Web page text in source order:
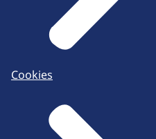
Cookies